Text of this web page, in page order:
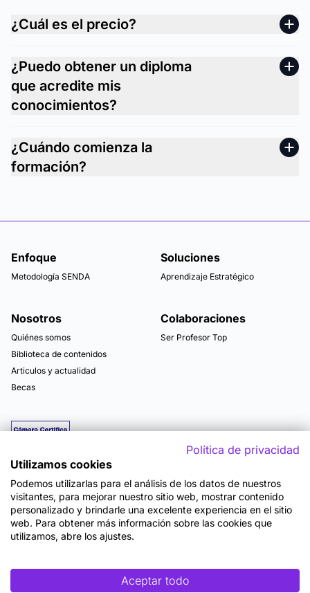
¿Cuál es el precio?
¿Puedo obtener un diploma
que acredite mis
conocimientos?
¿Cuándo comienza la
formación?
Enfoque
Metodología SENDA
Soluciones
Aprendizaje Estratégico
Nosotros
Quiénes somos
Biblioteca de contenidos
Articulos y actualidad
Becas
Colaboraciones
Ser Profesor Top
Mapa del sitio
Términos y Condiciones de Uso
Accesibilidad
Cookies
Política de privacidad
Utilizamos cookies
Podemos utilizarlas para el análisis de los datos de nuestros
visitantes, para mejorar nuestro sitio web, mostrar contenido
personalizado y brindarle una excelente experiencia en el sitio
web. Para obtener más información sobre las cookies que
utilizamos, abre los ajustes.
Aceptar todo